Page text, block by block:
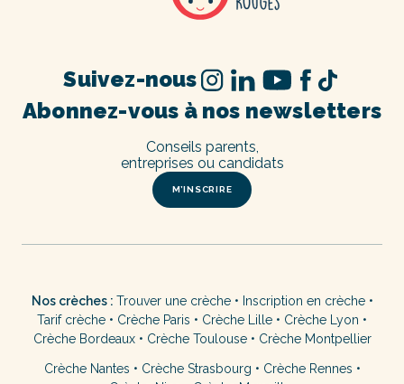
Abonnez-vous à nos newsletters
M’INSCRIRE
Conseils parents,
entreprises ou candidats
Suivez-nous
Nos crèches : Trouver une crèche• Inscription en crèche•
Tarif crèche • Crèche Paris • Crèche Lille • Crèche Lyon •
Crèche Bordeaux• Crèche Toulouse• Crèche Montpellier
Crèche Nantes • Crèche Strasbourg • Crèche Rennes •